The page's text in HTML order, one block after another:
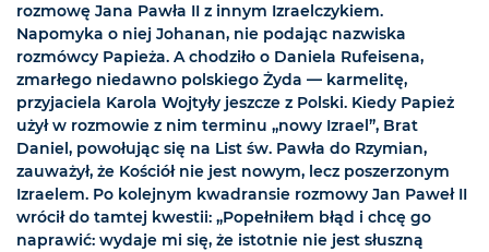
rozmowę Jana Pawła II z innym Izraelczykiem.
Napomyka o niej Johanan, nie podając nazwiska
rozmówcy Papieża. A chodziło o Daniela Rufeisena,
zmarłego niedawno polskiego Żyda — karmelitę,
przyjaciela Karola Wojtyły jeszcze z Polski. Kiedy Papież
użył w rozmowie z nim terminu „nowy Izrael”, Brat
Daniel, powołując się na List św. Pawła do Rzymian,
zauważył, że Kościół nie jest nowym, lecz poszerzonym
Izraelem. Po kolejnym kwadransie rozmowy Jan Paweł II
wrócił do tamtej kwestii: „Popełniłem błąd i chcę go
naprawić: wydaje mi się, że istotnie nie jest słuszną